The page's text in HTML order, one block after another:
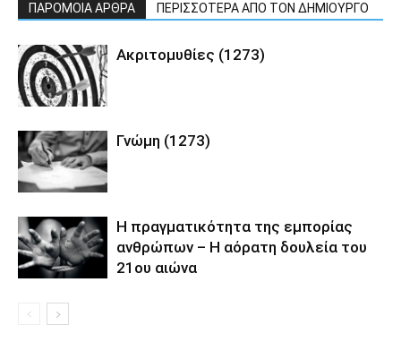
ΠΑΡΟΜΟΙΑ ΑΡΘΡΑ ΠΕΡΙΣΣΟΤΕΡΑ ΑΠΟ ΤΟΝ ΔΗΜΙΟΥΡΓΟ
Ακριτομυθίες (1273)
Γνώμη (1273)
Η πραγματικότητα της εμπορίας
ανθρώπων – Η αόρατη δουλεία του
21ου αιώνα